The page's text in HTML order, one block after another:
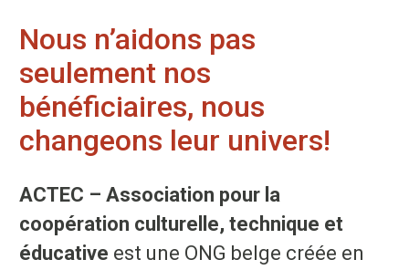
Nous n’aidons pas
seulement nos
bénéficiaires, nous
changeons leur univers!
ACTEC – Association pour la
coopération culturelle, technique et
éducative est une ONG belge créée en